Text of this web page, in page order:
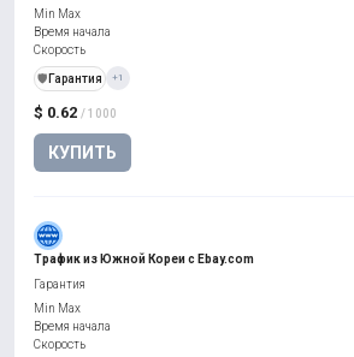
$ 0.62 / 1000
КУПИТЬ
Min Max
Время начала
Скорость
️🛡️ Гарантия +1
Трафик из Южной Кореи с Ebay.com
Гарантия
Min Max
Время начала
Скорость